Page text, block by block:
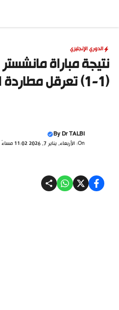
المحتوى
الدوري الإنجليزي
نتيجة مباراة
(1-1) تعرقل مطاردة الصدارة
ByDr TALBI
On: الأربعاء, يناير 7, 2026 11:02 مساءً